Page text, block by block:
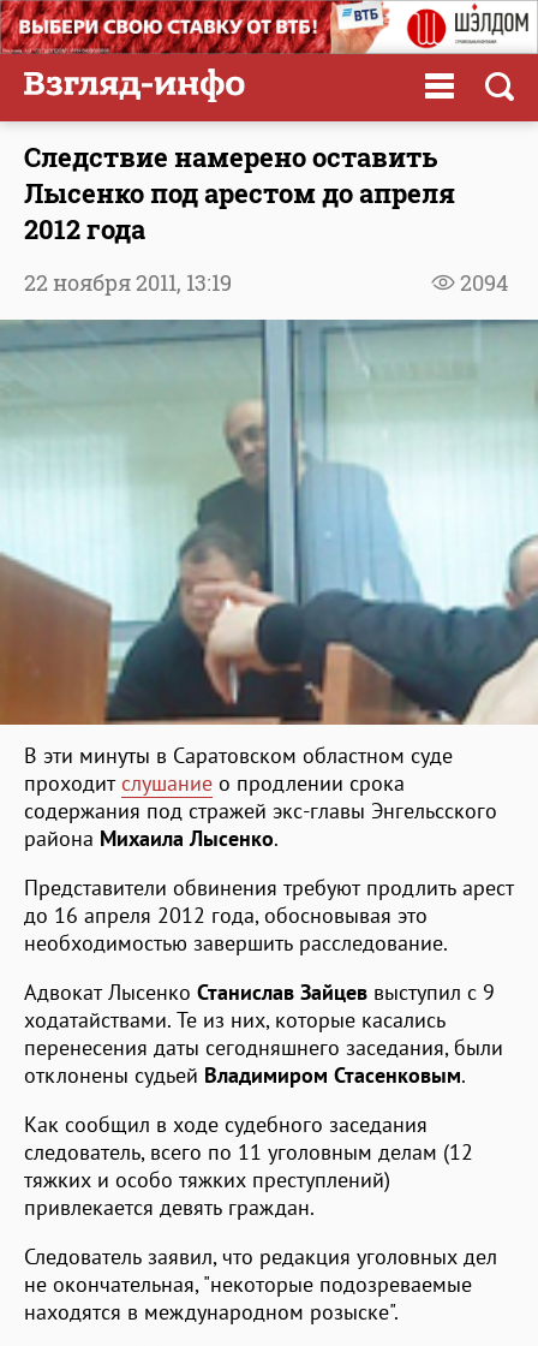
Следствие намерено оставить
Лысенко под арестом до апреля
2012 года
2094
22 ноября 2011, 13:19
В эти минуты в Саратовском областном суде
проходит слушание о продлении срока
содержания под стражей экс-главы Энгельсского
района Михаила Лысенко.
Представители обвинения требуют продлить арест
до 16 апреля 2012 года, обосновывая это
необходимостью завершить расследование.
Адвокат Лысенко Станислав Зайцев выступил с 9
ходатайствами. Те из них, которые касались
перенесения даты сегодняшнего заседания, были
отклонены судьей Владимиром Стасенковым.
Как сообщил в ходе судебного заседания
следователь, всего по 11 уголовным делам (12
тяжких и особо тяжких преступлений)
привлекается девять граждан.
Следователь заявил, что редакция уголовных дел
не окончательная, "некоторые подозреваемые
находятся в международном розыске".